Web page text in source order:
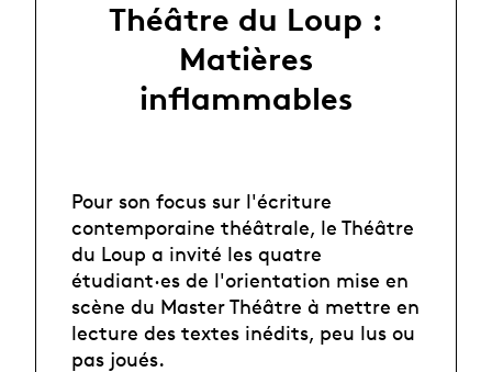
Théâtre du Loup :
Matières
inflammables
Pour son focus sur l'écriture
contemporaine théâtrale, le Théâtre
du Loup a invité les quatre
étudiant·es de l'orientation mise en
scène du Master Théâtre à mettre en
lecture des textes inédits, peu lus ou
pas joués.